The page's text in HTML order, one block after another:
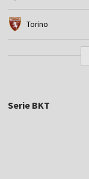
Torino
Serie BKT